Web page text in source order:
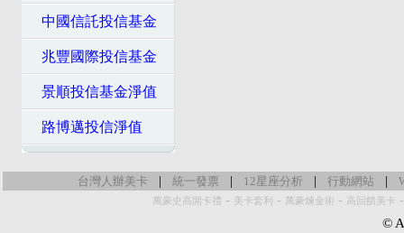
中國信託投信基金
兆豐國際投信基金
景順投信基金淨值
路博邁投信淨值
台灣人辦美卡 | 統一發票 | 12星座分析 | 行動網站 |
萬豪史高開卡禮 - 美卡套利 - 萬豪煉金術 - 高回饋美卡
©